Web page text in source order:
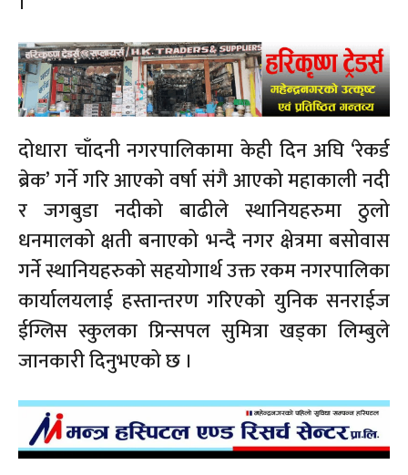
दोधारा चाँदनी नगरपालिकामा केही दिन अघि ‘रेकर्ड
ब्रेक’ गर्ने गरि आएको वर्षा संगै आएको महाकाली नदी
र जगबुडा नदीको बाढीले स्थानियहरुमा ठुलो
धनमालको क्षती बनाएको भन्दै नगर क्षेत्रमा बसोवास
गर्ने स्थानियहरुको सहयोगार्थ उक्त रकम नगरपालिका
कार्यालयलाई हस्तान्तरण गरिएको युनिक सनराईज
ईग्लिस स्कुलका प्रिन्सपल सुमित्रा खड्का लिम्बुले
जानकारी दिनुभएको छ ।